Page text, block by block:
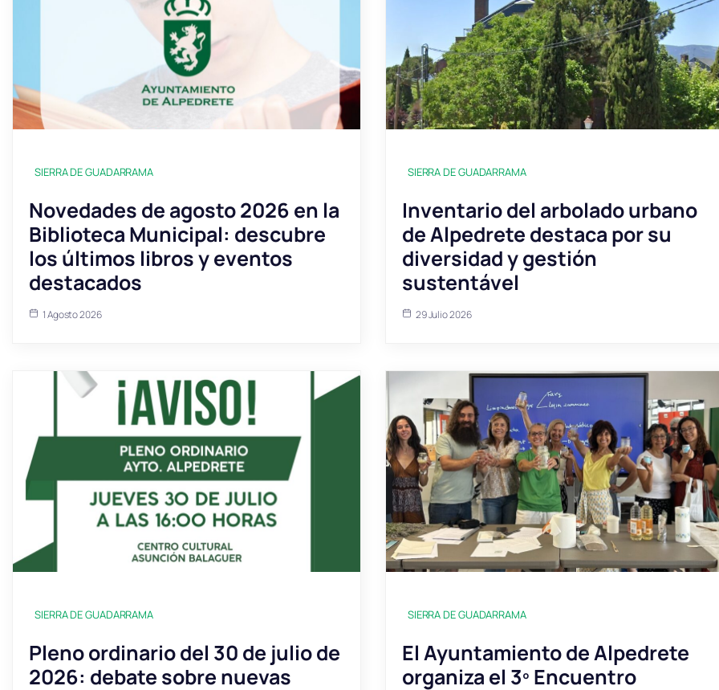
SIERRA DE GUADARRAMA
Novedades de agosto 2026 en la
Biblioteca Municipal: descubre
los últimos libros y eventos
destacados
1 Agosto 2026
SIERRA DE GUADARRAMA
Inventario del arbolado urbano
de Alpedrete destaca por su
diversidad y gestión
sustentável
29 Julio 2026
SIERRA DE GUADARRAMA
Pleno ordinario del 30 de julio de
2026: debate sobre nuevas
SIERRA DE GUADARRAMA
El Ayuntamiento de Alpedrete
organiza el 3º Encuentro